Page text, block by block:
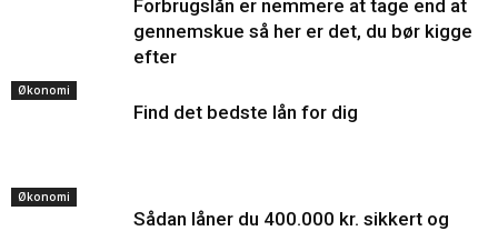
Forbrugslån er nemmere at tage end at
gennemskue så her er det, du bør kigge
efter
Økonomi
Find det bedste lån for dig
Økonomi
Sådan låner du 400.000 kr. sikkert og